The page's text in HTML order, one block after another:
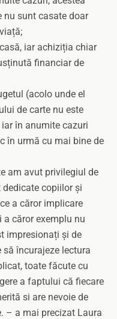
nu sunt casate doar
iar achiziția chiar
financiar de
(acolo unde el
de carte nu este
în anumite cazuri
în urmă cu mai bine de
am avut privilegiul de
dedicate copiilor și
a căror implicare
căror exemplu nu
impresionați și de
încurajeze lectura
toate făcute cu
a faptului că fiecare
si are nevoie de
– a mai precizat Laura